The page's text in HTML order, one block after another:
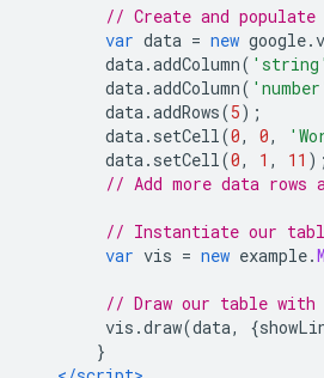
// Create and
var data = new google.
data.addColumn( 'string'
data.addColumn(
data.addRows(5);
data. setCell(0, 0,
data. setCell(0, 1 , 11 );
// Add more data rows
// Instantiate our
var vis = new example.
// Draw our table
vis .draw(data, {
}